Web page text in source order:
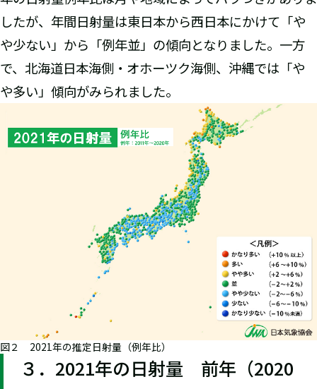
したが、年間日射量は東日本から西日本にかけて「や
や少ない」から「例年並」の傾向となりました。一方
で、北海道日本海側・オホーツク海側、沖縄では「や
や多い」傾向がみられました。
図２ 2021年の推定日射量（例年比）
３．2021年の日射量 前年（2020